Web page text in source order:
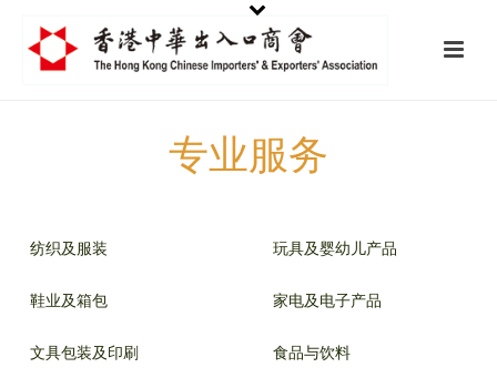
专业服务
纺织及服装 玩具及婴幼儿产品
鞋业及箱包 家电及电子产品
文具包装及印刷 食品与饮料